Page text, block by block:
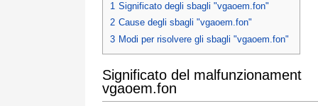
1 Significato degli sbagli "vgaoem.fon"
2 Cause degli sbagli "vgaoem.fon"
3 Modi per risolvere gli sbagli "vgaoem.fon"
Significato del malfunzionament
vgaoem.fon